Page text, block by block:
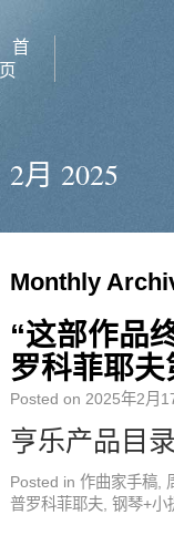
首
页
2月 2025
Monthly
“这部作品
罗科菲耶
Posted on 2025年2月
亨乐产品目
Posted in 作曲家手稿
普罗科菲耶夫 钢琴+小